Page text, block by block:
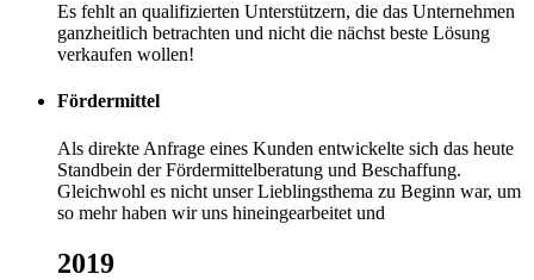
Es fehlt an qualifizierten Unterstützern, die das Unternehmen
ganzheitlich betrachten und nicht die nächst beste Lösung
verkaufen wollen!
Fördermittel
Als direkte Anfrage eines Kunden entwickelte sich das heute
Standbein der Fördermittelberatung und Beschaffung.
Gleichwohl es nicht unser Lieblingsthema zu Beginn war, um
so mehr haben wir uns hineingearbeitet und
2019